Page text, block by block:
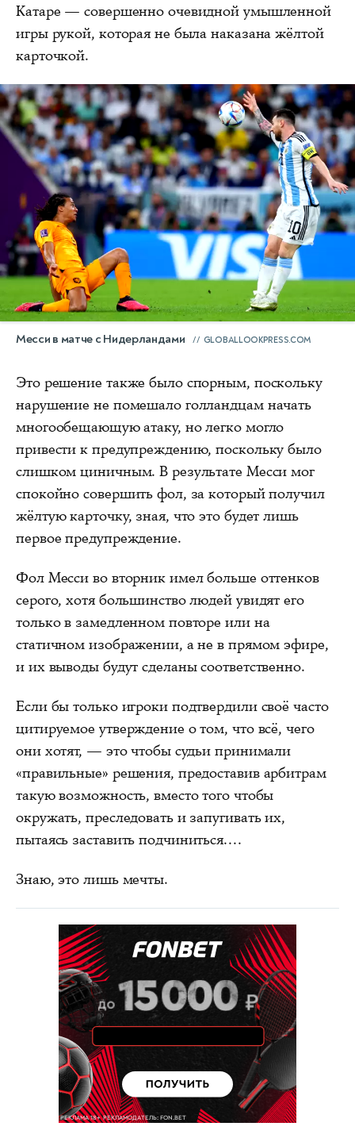
Катаре — совершенно очевидной умышленной
игры рукой, которая не была наказана жёлтой
карточкой.
Месси в матче с Нидерландами GLOBALLOOKPRESS.COM
Это решение также было спорным, поскольку
нарушение не помешало голландцам начать
многообещающую атаку, но легко могло
привести к предупреждению, поскольку было
слишком циничным. В результате Месси мог
спокойно совершить фол, за который получил
жёлтую карточку, зная, что это будет лишь
первое предупреждение.
Фол Месси во вторник имел больше оттенков
серого, хотя большинство людей увидят его
только в замедленном повторе или на
статичном изображении, а не в прямом эфире,
и их выводы будут сделаны соответственно.
Если бы только игроки подтвердили своё часто
цитируемое утверждение о том, что всё, чего
они хотят, — это чтобы судьи принимали
«правильные» решения, предоставив арбитрам
такую возможность, вместо того чтобы
окружать, преследовать и запугивать их,
пытаясь заставить подчиниться....
Знаю, это лишь мечты.